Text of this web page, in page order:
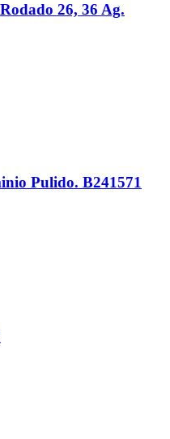
26, 36 Ag.
Pulido. B241571